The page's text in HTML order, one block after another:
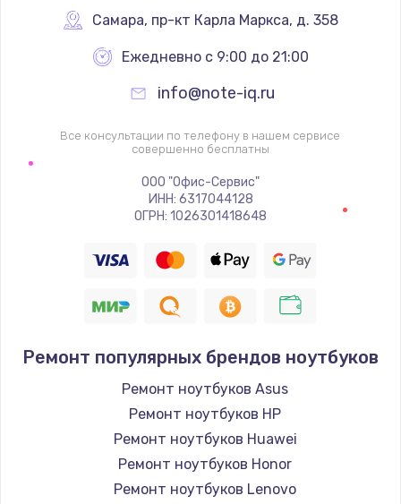
Самара, пр-кт Карла Маркса, д. 358
Ежедневно с 9:00 до 21:00
info@note-iq.ru
Все консультации по телефону в нашем сервисе
совершенно бесплатны
ООО "Офис-Сервис"
ИНН: 6317044128
ОГРН: 1026301418648
Ремонт популярных брендов ноутбуков
Ремонт ноутбуков Asus
Ремонт ноутбуков HP
Ремонт ноутбуков Huawei
Ремонт ноутбуков Honor
Ремонт ноутбуков Lenovo